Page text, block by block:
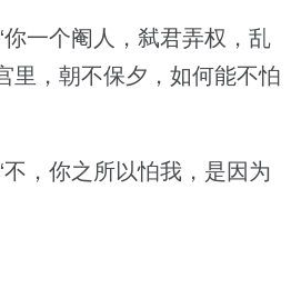
一个阉人，弑君弄权，乱
里，朝不保夕，如何能不怕
，你之所以怕我，是因为